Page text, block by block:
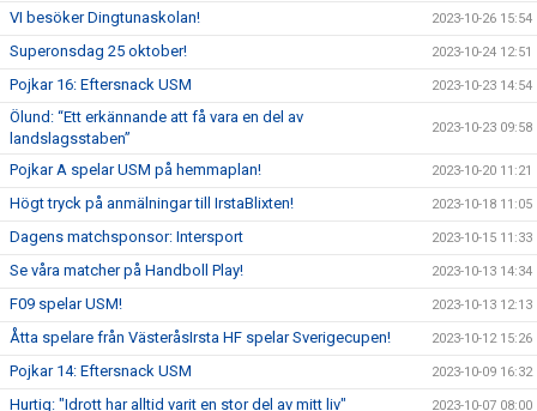
VI besöker Dingtunaskolan! 2023-10-26 15:54
Superonsdag 25 oktober! 2023-10-24 12:51
Pojkar 16: Eftersnack USM 2023-10-23 14:54
Ölund: “Ett erkännande att få vara en del av
landslagsstaben”
2023-10-23 09:58
Pojkar A spelar USM på hemmaplan! 2023-10-20 11:21
Högt tryck på anmälningar till IrstaBlixten! 2023-10-18 11:05
Dagens matchsponsor: Intersport 2023-10-15 11:33
Se våra matcher på Handboll Play! 2023-10-13 14:34
F09 spelar USM! 2023-10-13 12:13
Åtta spelare från VästeråsIrsta HF spelar Sverigecupen! 2023-10-12 15:26
Pojkar 14: Eftersnack USM 2023-10-09 16:32
Hurtig: "Idrott har alltid varit en stor del av mitt liv" 2023-10-07 08:00